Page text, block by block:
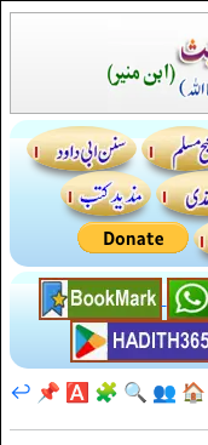
🏠
👥
🔍
🧩
🅰️
📌
↩️